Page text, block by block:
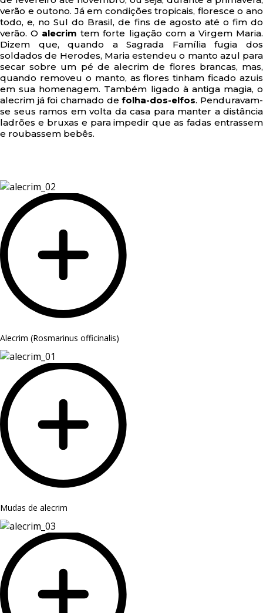
verão e outono. Já em condições tropicais, floresce o ano
todo, e, no Sul do Brasil, de fins de agosto até o fim do
verão. O alecrim tem forte ligação com a Virgem Maria.
Dizem que, quando a Sagrada Família fugia dos
soldados de Herodes, Maria estendeu o manto azul para
secar sobre um pé de alecrim de flores brancas, mas,
quando removeu o manto, as flores tinham ficado azuis
em sua homenagem. Também ligado à antiga magia, o
alecrim já foi chamado defolha-dos-elfos. Penduravam-
se seus ramos em volta da casa para manter a distância
ladrões e bruxas e para impedir que as fadas entrassem
e roubassem bebês.
Alecrim (Rosmarinus officinalis)
Mudas de alecrim